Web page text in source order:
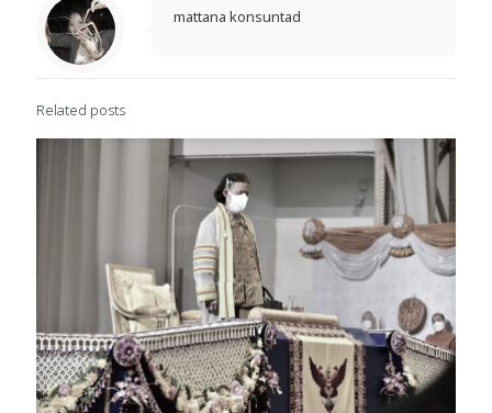
mattana konsuntad
Related posts